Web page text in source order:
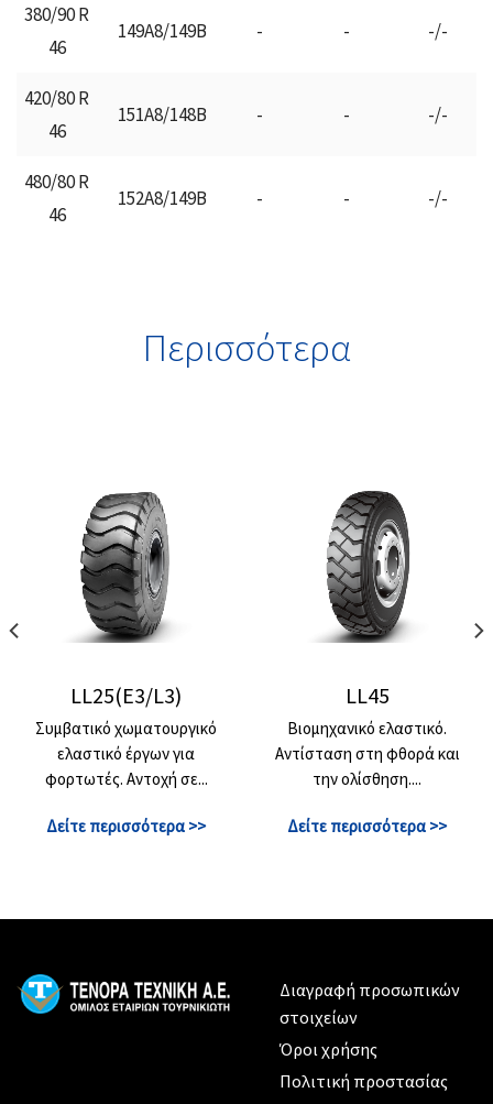
380/90 R
46
149A8/149B - - -/-
420/80 R
46
151A8/148B - - -/-
480/80 R
46
152A8/149B - - -/-
Περισσότερα
LL25(E3/L3)
Συμβατικό χωματουργικό
ελαστικό έργων για
φορτωτές. Αντοχή σε...
Δείτε περισσότερα >>
LL45
Βιομηχανικό ελαστικό.
Αντίσταση στη φθορά και
την ολίσθηση....
Δείτε περισσότερα >>
Διαγραφή προσωπικών
στοιχείων
Όροι χρήσης
Πολιτική προστασίας